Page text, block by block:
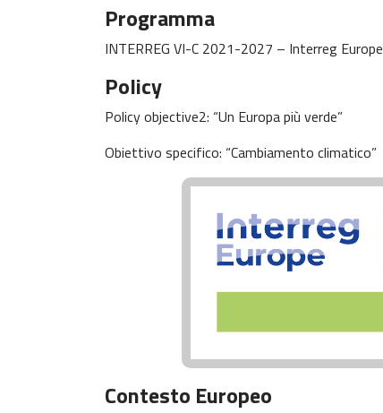
Programma
INTERREG VI-C 2021-2027 – Interreg Europe
Policy
Policy objective2: “Un Europa più verde”
Obiettivo specifico: “Cambiamento climatico”
Contesto Europeo